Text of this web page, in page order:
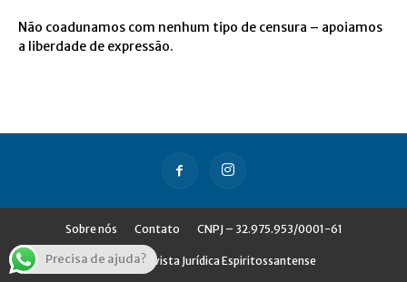
Não coadunamos com nenhum tipo de censura – apoiamos
a liberdade de expressão.
Sobre nós Contato CNPJ – 32.975.953/0001-61
© Jures - Revista Jurídica Espiritossantense
Precisa de ajuda?